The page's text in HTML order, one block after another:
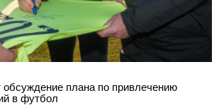
плана по привлечению
в футбол